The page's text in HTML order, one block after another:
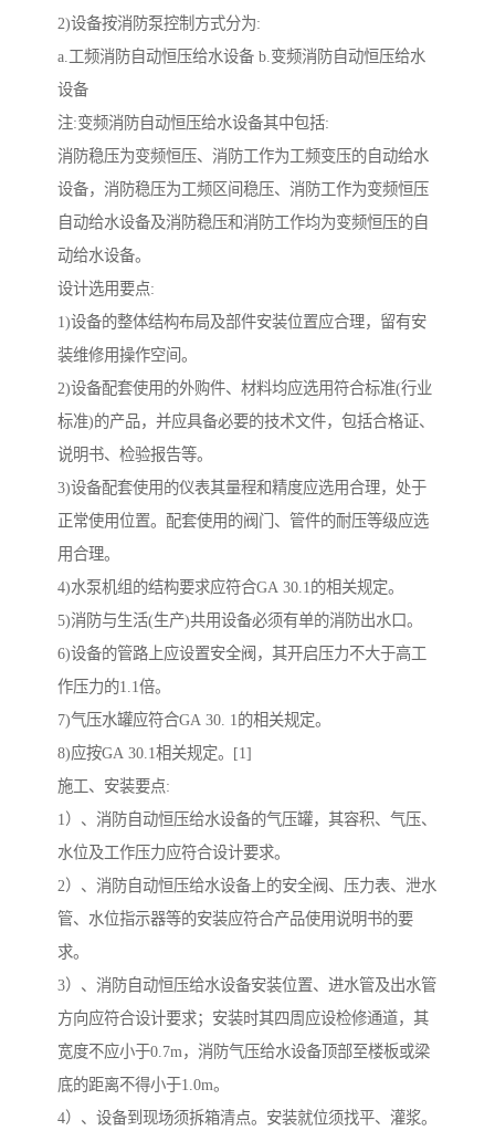
2)设备按消防泵控制方式分为:
a.工频消防自动恒压给水设备 b.变频消防自动恒压给水
设备
注:变频消防自动恒压给水设备其中包括:
消防稳压为变频恒压、消防工作为工频变压的自动给水
设备，消防稳压为工频区间稳压、消防工作为变频恒压
自动给水设备及消防稳压和消防工作均为变频恒压的自
动给水设备。
设计选用要点:
1)设备的整体结构布局及部件安装位置应合理，留有安
装维修用操作空间。
2)设备配套使用的外购件、材料均应选用符合标准(行业
标准)的产品，并应具备必要的技术文件，包括合格证、
说明书、检验报告等。
3)设备配套使用的仪表其量程和精度应选用合理，处于
正常使用位置。配套使用的阀门、管件的耐压等级应选
用合理。
4)水泵机组的结构要求应符合GA 30.1的相关规定。
5)消防与生活(生产)共用设备必须有单的消防出水口。
6)设备的管路上应设置安全阀，其开启压力不大于高工
作压力的1.1倍。
7)气压水罐应符合GA 30. 1的相关规定。
8)应按GA 30.1相关规定。[1]
施工、安装要点:
1）、消防自动恒压给水设备的气压罐，其容积、气压、
水位及工作压力应符合设计要求。
2）、消防自动恒压给水设备上的安全阀、压力表、泄水
管、水位指示器等的安装应符合产品使用说明书的要
求。
3）、消防自动恒压给水设备安装位置、进水管及出水管
方向应符合设计要求；安装时其四周应设检修通道，其
宽度不应小于0.7m，消防气压给水设备顶部至楼板或梁
底的距离不得小于1.0m。
4）、设备到现场须拆箱清点。安装就位须找平、灌浆。